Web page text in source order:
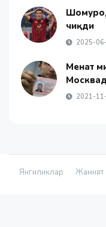
чиқди
2025-
Меҳнат
2021-
Янгиликлар Жамият